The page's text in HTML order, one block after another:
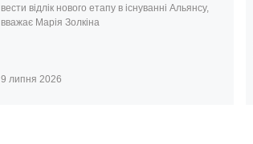
вести відлік нового етапу в існуванні Альянсу,
вважає Марія Золкіна
9 липня 2026